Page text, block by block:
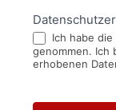
Ich habe
genommen. Ich
erhobenen